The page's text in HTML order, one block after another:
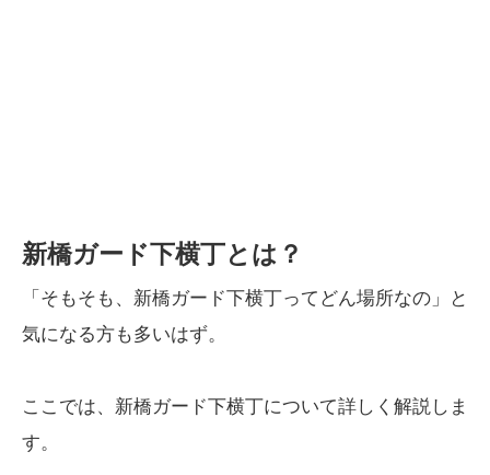
新橋ガード下横丁とは？
「そもそも、新橋ガード下横丁ってどん場所なの」と
気になる方も多いはず。
ここでは、新橋ガード下横丁について詳しく解説しま
す。